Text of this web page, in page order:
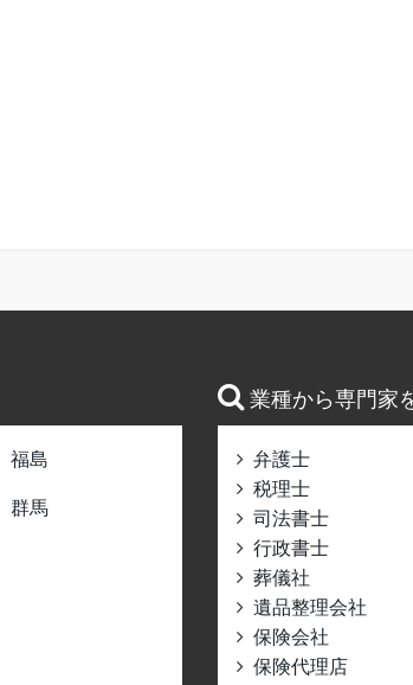
福島
群馬
業種から専門家
弁護士
税理士
司法書士
行政書士
葬儀社
遺品整理会社
保険会社
保険代理店